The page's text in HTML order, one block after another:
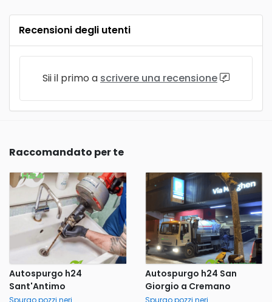
Recensioni degli utenti
Sii il primo a scrivere una recensione
Raccomandato per te
Autospurgo h24
Sant'Antimo
Spurgo pozzi neri
Autospurgo h24 San
Giorgio a Cremano
Spurgo pozzi neri